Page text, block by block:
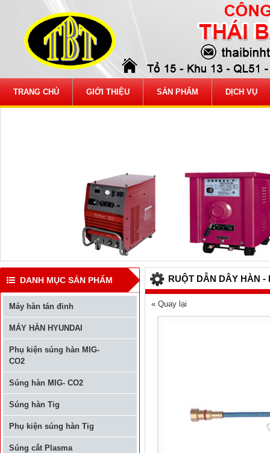
TRANG CHỦ GIỚI THIỆU SẢN PHẨM DỊCH VỤ
DANH MỤC SẢN PHẨM
Máy hàn tán đinh
MÁY HÀN HYUNDAI
Phụ kiện súng hàn MIG-
CO2
Súng hàn MIG- CO2
Súng hàn Tig
Phụ kiện súng hàn Tig
Súng cắt Plasma
RUỘT DẪN DÂY HÀN
« Quay lại